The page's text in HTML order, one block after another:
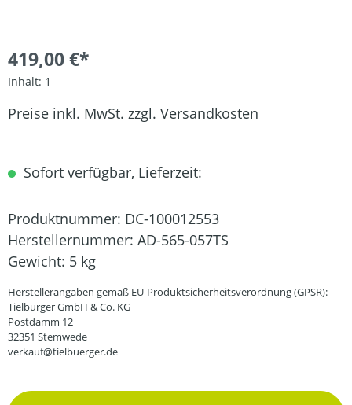
419,00 €*
Inhalt: 1
Preise inkl. MwSt. zzgl. Versandkosten
Sofort verfügbar, Lieferzeit:
Produktnummer: DC-100012553
Herstellernummer: AD-565-057TS
Gewicht: 5 kg
Herstellerangaben gemäß EU-Produktsicherheitsverordnung (GPSR):
Tielbürger GmbH & Co. KG
Postdamm 12
32351 Stemwede
verkauf@tielbuerger.de